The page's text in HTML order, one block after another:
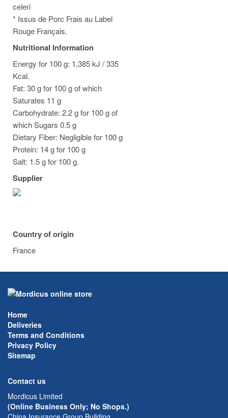
celeri
* Issus de Porc Frais au Label
Rouge Français.
Nutritional Information
Energy for 100 g: 1,385 kJ / 335
Kcal.
Fat: 30 g for 100 g of which
Saturates 11 g
Carbohydrate: 2.2 g for 100 g of
which Sugars 0.5 g
Dietary Fiber: Negligible for 100 g
Protein: 14 g for 100 g
Salt: 1.5 g for 100 g.
Supplier
Country of origin
France
Home
Deliveries
Terms and Conditions
Privacy Policy
Sitemap
Contact us
Mordicus Limited
(Online Business Only; No Shops.)